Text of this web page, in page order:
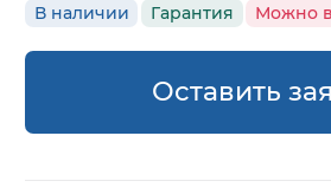
В наличии Гарантия Можно
Оставить